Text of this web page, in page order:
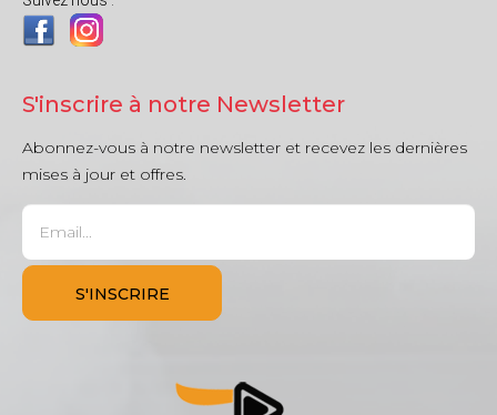
S'inscrire à notre Newsletter
Abonnez-vous à notre newsletter et recevez les dernières
mises à jour et offres.